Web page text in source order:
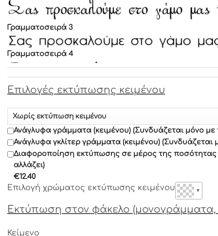
Γραμματοσειρά 3
Γραμματοσειρά 4
Γραμματοσειρά 6
Γραμματοσειρά 7
Γραμματοσειρά 8
Γραμματοσειρά 10
Eπιλογές εκτύπωσης κειμένου
Ανάγλυφα γράμματα (κειμένου) (Συνδυάζεται μόνο
Ανάγλυφα γκλίτερ γράμματα (κειμένου)
Διαφοροποίηση εκτύπωσης σε μέρος της
αλλάζει)
€12.40
Επιλογή χρώματος εκτύπωσης κειμένου ▼
Εκτύπωση στον φάκελο (μονογράμματα,
Κείμενο